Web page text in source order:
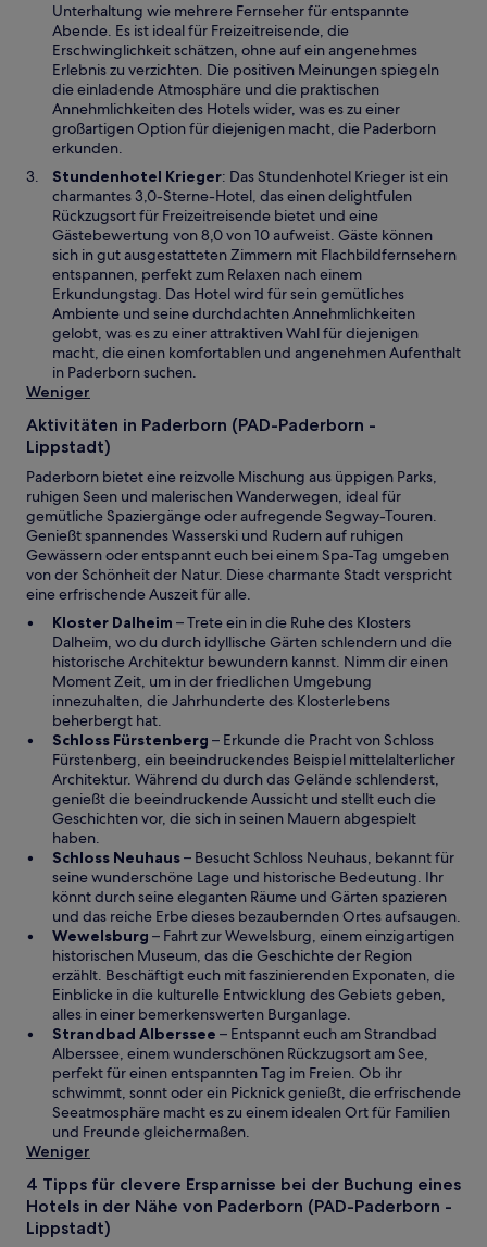
e
n
s
t
e
r
g
ö
f
f
n
e
t
i
n
e
i
n
e
m
u
e
n
F
e
n
s
t
e
r
g
ö
n
e
t
Unterhaltung wie mehrere Fernseher für entspannte
Abende. Es ist ideal für Freizeitreisende, die
Erschwinglichkeit schätzen, ohne auf ein angenehmes
Erlebnis zu verzichten. Die positiven Meinungen spiegeln
die einladende Atmosphäre und die praktischen
Annehmlichkeiten des Hotels wider, was es zu einer
großartigen Option für diejenigen macht, die Paderborn
erkunden.
Stundenhotel KriegerW
i
r
d
i
n
e
i
n
e
u
n
F
e
n
s
t
e
r
g
e
ö
f
f
e
t
: Das Stundenhotel Krieger ist ein
charmantes 3,0-Sterne-Hotel, das einen delightfulen
Rückzugsort für Freizeitreisende bietet und eine
Gästebewertung von 8,0 von 10 aufweist. Gäste können
sich in gut ausgestatteten Zimmern mit Flachbildfernsehern
entspannen, perfekt zum Relaxen nach einem
Erkundungstag. Das Hotel wird für sein gemütliches
Ambiente und seine durchdachten Annehmlichkeiten
gelobt, was es zu einer attraktiven Wahl für diejenigen
macht, die einen komfortablen und angenehmen Aufenthalt
in Paderborn suchen.
Weniger
Aktivitäten in Paderborn (PAD-Paderborn -
Lippstadt)
Paderborn bietet eine reizvolle Mischung aus üppigen Parks,
ruhigen Seen und malerischen Wanderwegen, ideal für
gemütliche Spaziergänge oder aufregende Segway-Touren.
Genießt spannendes Wasserski und Rudern auf ruhigen
Gewässern oder entspannt euch bei einem Spa-Tag umgeben
von der Schönheit der Natur. Diese charmante Stadt verspricht
eine erfrischende Auszeit für alle.
Kloster Dalheim W
i
r
d
i
e
i
n
e
m
e
u
e
n
F
e
n
s
t
e
r
g
e
ö
f
e
t
– Trete ein in die Ruhe des Klosters
Dalheim, wo du durch idyllische Gärten schlendern und die
historische Architektur bewundern kannst. Nimm dir einen
Moment Zeit, um in der friedlichen Umgebung
innezuhalten, die Jahrhunderte des Klosterlebens
beherbergt hat.
Schloss Fürstenberg W
i
r
d
i
e
i
n
e
m
n
e
u
e
n
F
e
n
s
t
g
e
– Erkunde die Pracht von Schloss
Fürstenberg, ein beeindruckendes Beispiel mittelalterlicher
Architektur. Während du durch das Gelände schlenderst,
genießt die beeindruckende Aussicht und stellt euch die
Geschichten vor, die sich in seinen Mauern abgespielt
haben.
Schloss NeuhausW
i
r
d
i
n
e
i
n
e
m
n
e
u
e
e
n
– Besucht Schloss Neuhaus, bekannt für
seine wunderschöne Lage und historische Bedeutung. Ihr
könnt durch seine eleganten Räume und Gärten spazieren
und das reiche Erbe dieses bezaubernden Ortes aufsaugen.
Wewelsburg W
i
r
d
i
n
e
i
n
e
m
u
e
– Fahrt zur Wewelsburg, einem einzigartigen
historischen Museum, das die Geschichte der Region
erzählt. Beschäftigt euch mit faszinierenden Exponaten, die
Einblicke in die kulturelle Entwicklung des Gebiets geben,
alles in einer bemerkenswerten Burganlage.
Strandbad Alberssee W
i
r
d
i
n
n
e
– Entspannt euch am Strandbad
Alberssee, einem wunderschönen Rückzugsort am See,
perfekt für einen entspannten Tag im Freien. Ob ihr
schwimmt, sonnt oder ein Picknick genießt, die erfrischende
Seeatmosphäre macht es zu einem idealen Ort für Familien
und Freunde gleichermaßen.
Weniger
4 Tipps für clevere Ersparnisse bei der Buchung eines
Hotels in der Nähe von Paderborn (PAD-Paderborn -
Lippstadt)